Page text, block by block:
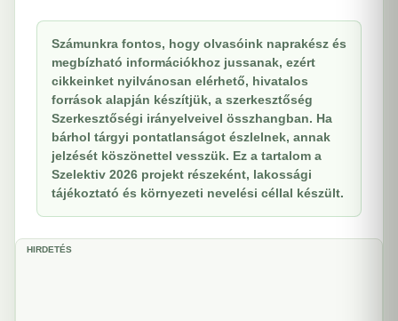
Számunkra fontos, hogy olvasóink naprakész és
megbízható információkhoz jussanak, ezért
cikkeinket nyilvánosan elérhető, hivatalos
források alapján készítjük, a szerkesztőség
Szerkesztőségi irányelveivel összhangban. Ha
bárhol tárgyi pontatlanságot észlelnek, annak
jelzését köszönettel vesszük. Ez a tartalom a
Szelektiv 2026 projekt részeként, lakossági
tájékoztató és környezeti nevelési céllal készült.
HIRDETÉS